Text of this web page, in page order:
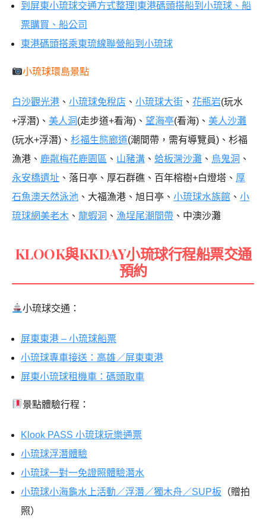
到屏東小琉球交通方式整理|東港碼頭搭船到小琉球、船
票購買、船公司
東港碼頭搭乘東琉線聯營船到小琉球
小琉球環島景點
白沙觀光港 、 小琉球免稅店 、 小琉球大街 、 花瓶岩(玩水
+浮潛)、 美人洞 (走步道+看海)、 望海亭(看海)、 美人沙灘
(玩水+浮潛)、 杉福生態廊道(潮間帶，需有導覽員)、杉福
漁港、 鹿粼梅花鹿園區 、 山豬溝 、 蛤板灣沙灘 、 烏鬼洞 、
永安橋遺址 、落日亭、厚石群礁、百年榕樹+白燈塔、 厚
石魚澳天然泳池 、大福漁港、旭日亭、 小琉球水族館 、 小
琉球網美老木 、 龍蝦洞 、 漁埕尾潮間帶 、中澳沙灘
KLOOK與KKDAY小琉球行程船票交通
預約
小琉球交通：
屏東東港 – 小琉球船票
小琉球專車接送：高雄／屏東東港
屏東小琉球租機車：碼頭取車
景點體驗行程：
Klook PASS 小琉球玩樂通票
小琉球浮潛體驗
小琉球一對一免證照體驗潛水
小琉球小海龜水上活動／浮潛／獨木舟／SUP板 （贈拍
照）